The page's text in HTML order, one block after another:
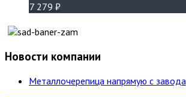
7 279 ₽
Новости компании
Металлочерепица напрямую с завода